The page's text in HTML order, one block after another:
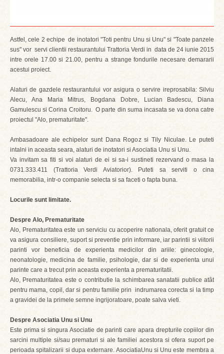
Astfel, cele 2 echipe de inotatori "Toti pentru Unu si Unu" si "Toate panzele
sus" vor servi clientii restaurantului Trattoria Verdi in data de 24 iunie 2015
intre orele 17.00 si 21.00, pentru a strange fondurile necesare demararii
acestui proiect.
Alaturi de gazdele restaurantului vor asigura o servire ireprosabila: Silviu
Alecu, Ana Maria Mitrus, Bogdana Dobre, Lucian Badescu, Diana
Gamulescu si Corina Croitoru. O parte din suma incasata se va dona catre
proiectul "Alo, prematuritate".
Ambasadoare ale echipelor sunt Dana Rogoz si Tily Niculae. Le puteti
intalni in aceasta seara, alaturi de inotatori si Asociatia Unu si Unu.
Va invitam sa fiti si voi alaturi de ei si sa-i sustineti rezervand o masa la
0731.333.411 (Trattoria Verdi Aviatorior). Puteti sa serviti o cina
memorabilia, intr-o companie selecta si sa faceti o fapta buna.
Locurile sunt limitate.
Despre Alo, Prematuritate
Alo, Prematuritatea este un serviciu cu acoperire nationala, oferit gratuit ce
va asigura consiliere, suport si preventie prin informare, iar parintii si viitorii
parinti vor beneficia de experienta medicilor din ariile: ginecologie,
neonatologie, medicina de familie, psihologie, dar si de experienta unui
parinte care a trecut prin aceasta experienta a prematuritatii.
Alo, Prematuritatea este o contributie la schimbarea sanatatii publice atât
pentru mama, copil, dar si pentru familie prin indrumarea corecta si la timp
a gravidei de la primele semne ingrijoratoare, poate salva vieti.
Despre Asociatia Unu si Unu
Este prima si singura Asociatie de parinti care apara drepturile copiilor din
sarcini multiple si/sau prematuri si ale familiei acestora si ofera suport pe
perioada spitalizarii si dupa externare. AsociatiaUnu si Unu este membra a